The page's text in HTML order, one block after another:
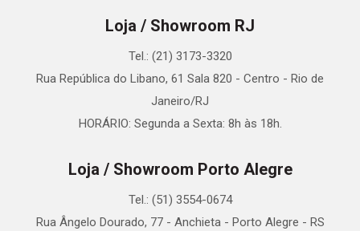
Loja / Showroom RJ
Tel.: (21) 3173-3320
Rua República do Libano, 61 Sala 820 - Centro - Rio de
Janeiro/RJ
HORÁRIO: Segunda a Sexta: 8h às 18h.
Loja / Showroom Porto Alegre
Tel.: (51) 3554-0674
Rua Ângelo Dourado, 77 - Anchieta - Porto Alegre - RS